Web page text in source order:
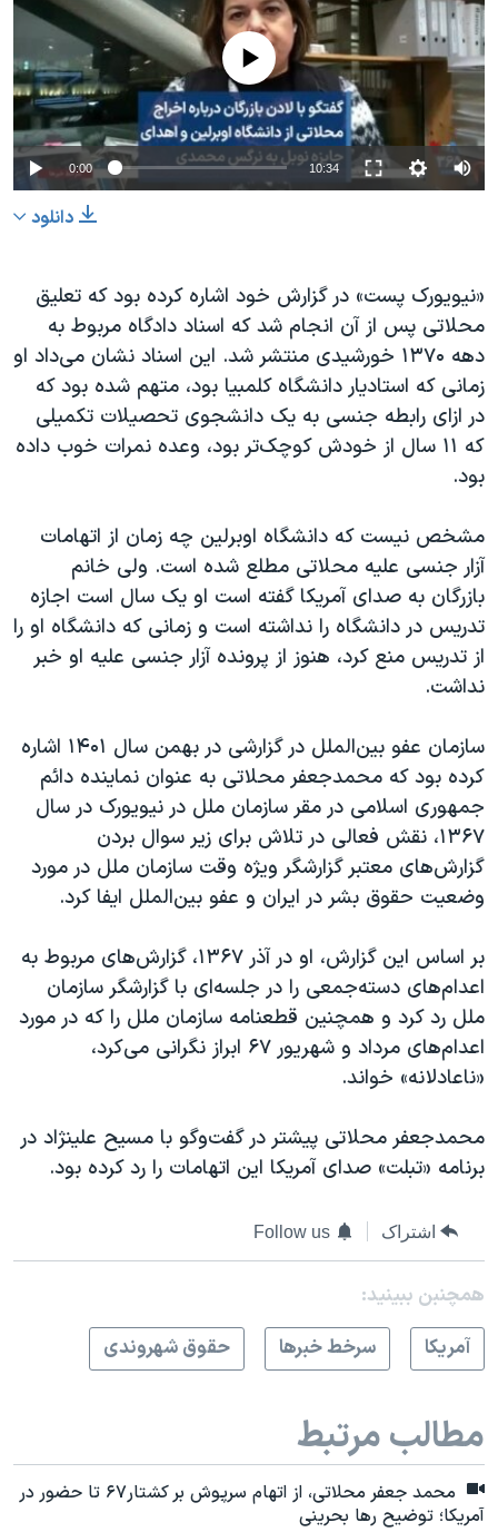
No media source currently available
0:00 10:34
دانلود
«نیویورک پست» در گزارش خود اشاره کرده بود که تعلیق
محلاتی پس از آن انجام شد که اسناد دادگاه مربوط به
دهه ۱۳۷۰ خورشیدی منتشر شد. این اسناد نشان می‌داد او
زمانی که استادیار دانشگاه کلمبیا بود، متهم شده بود که
در ازای رابطه جنسی به یک دانشجوی تحصیلات تکمیلی
که ۱۱ سال از خودش کوچک‌تر بود، وعده نمرات خوب داده
بود.
مشخص نیست که دانشگاه ا‌وبرلین چه زمان از اتهامات
آزار جنسی علیه محلاتی مطلع شده است. ولی خانم
بازرگان به صدای آمریکا گفته است او یک سال است اجازه
تدریس در دانشگاه را نداشته است و زمانی که دانشگاه او‌ را
از تدریس منع کرد، هنوز از پرونده آزار جنسی علیه او خبر
نداشت.
سازمان عفو بین‌الملل در گزارشی در بهمن سال ۱۴۰۱ اشاره
کرده بود که محمدجعفر محلاتی به عنوان نماینده دائم
جمهوری اسلامی در مقر سازمان ملل در نیویورک در سال
۱۳۶۷، نقش فعالی در تلاش برای زیر سوال بردن
گزارش‌های معتبر گزارشگر ویژه وقت سازمان ملل در مورد
وضعیت حقوق بشر در ایران و عفو بین‌الملل ایفا کرد.
بر اساس این گزارش، او در آذر ۱۳۶۷، گزارش‌های مربوط به
اعدام‌های دسته‌جمعی را در جلسه‌ای با گزارشگر سازمان
ملل رد کرد و همچنین قطعنامه سازمان ملل را که در مورد
اعدام‌های مرداد و شهریور ۶۷ ابراز نگرانی می‌کرد،
«ناعادلانه» خواند.
محمدجعفر محلاتی پیشتر در گفت‌و‌گو با مسیح علینژاد در
برنامه «تبلت» صدای آمریکا این اتهامات را رد کرده بود.
اشتراک Follow us
همچنبن ببینید:
آمريکا
سرخط خبرها حقوق شهروندی
مطالب مرتبط
محمد جعفر محلاتی، از اتهام سرپوش بر کشتار۶۷ تا حضور در
آمریکا؛ توضیح رها بحرینی